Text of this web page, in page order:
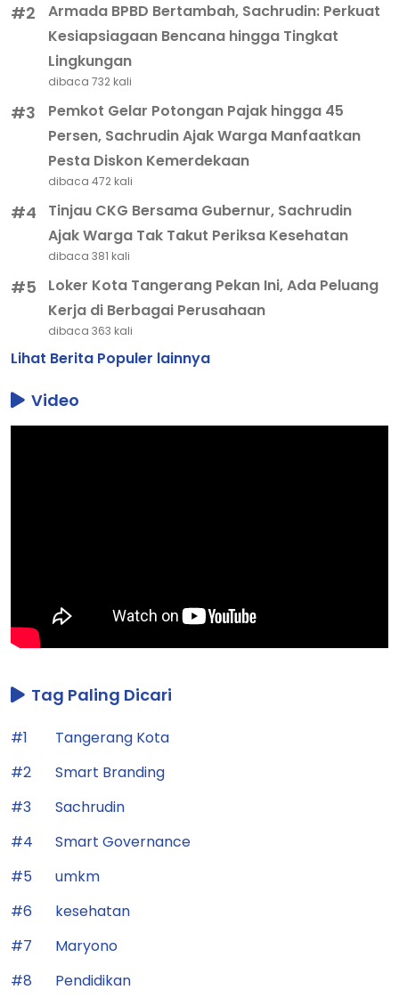
#2
Armada BPBD Bertambah, Sachrudin: Perkuat
Kesiapsiagaan Bencana hingga Tingkat
Lingkungan
dibaca 732 kali
#3
Pemkot Gelar Potongan Pajak hingga 45
Persen, Sachrudin Ajak Warga Manfaatkan
Pesta Diskon Kemerdekaan
dibaca 472 kali
#4
Tinjau CKG Bersama Gubernur, Sachrudin
Ajak Warga Tak Takut Periksa Kesehatan
dibaca 381 kali
#5
Loker Kota Tangerang Pekan Ini, Ada Peluang
Kerja di Berbagai Perusahaan
dibaca 363 kali
Lihat Berita Populer lainnya
Video
Tag Paling Dicari
#1
Tangerang Kota
#2
Smart Branding
#3
Sachrudin
#4
Smart Governance
#5
umkm
#6
kesehatan
#7
Maryono
#8
Pendidikan